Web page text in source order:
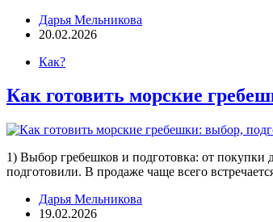
Дарья Мельникова
20.02.2026
Как?
Как готовить морские
1) Выбор гребешков и подготовка: от покупки
подготовили. В продаже чаще всего
Дарья Мельникова
19.02.2026